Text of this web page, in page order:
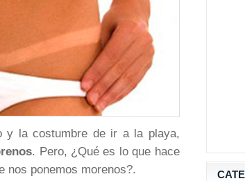
y la costumbre de ir a la playa,
. Pero, ¿Qué es lo que hace
nos ponemos morenos?.